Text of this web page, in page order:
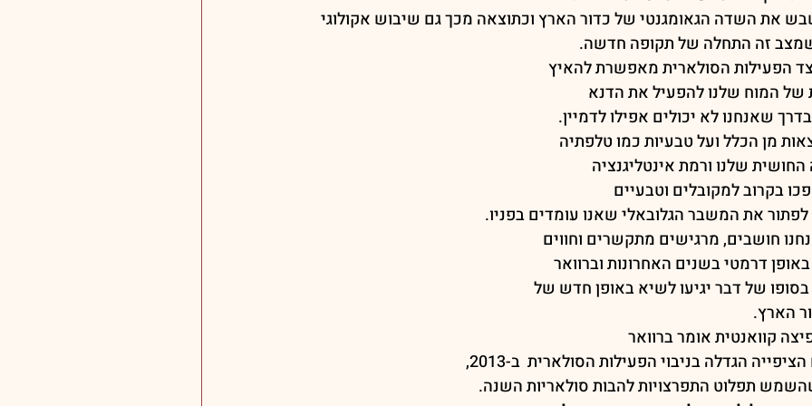
את השדה הגאומגנטי של כדור הארץ וכתוצאה מכך גם שיבוש אקולוגי
זה התחלה של תקופה חדשה.
הפעילות הסולארית מאפשרת להאיץ
של המוח שלנו להפעיל את הדנא
שאנחנו לא יכולים אפילו לדמיין.
מן הכלל ועל טבעיות כמו טלפתיה
שלנו ורמת אינטליגנציה
בקרוב למקובלים וטבעיים
לפתור את המשבר הגלובאלי שאנו עומדים בפניו.
חושבים, מרגישים מתקשרים וחווים
דרמטי בשנים האחרונות וברוואר
של דבר יגיעו לשיא באופן חדש של
הארץ.
קוואנטית אומר ברוואר
הגדלה בניבוי הפעילות הסולארית  ב-2013,
תפלוט התפרצויות להבות סולאריות השנה.